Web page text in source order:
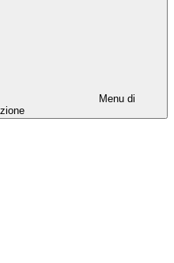
Menu di